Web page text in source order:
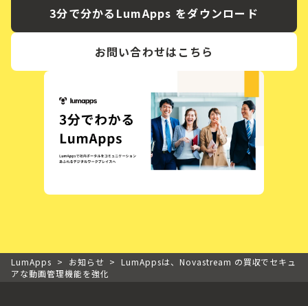
3分で分かるLumApps をダウンロード
お問い合わせはこちら
LumApps > お知らせ >
LumAppsは、Novastream の買収でセキュ
アな動画管理機能を強化